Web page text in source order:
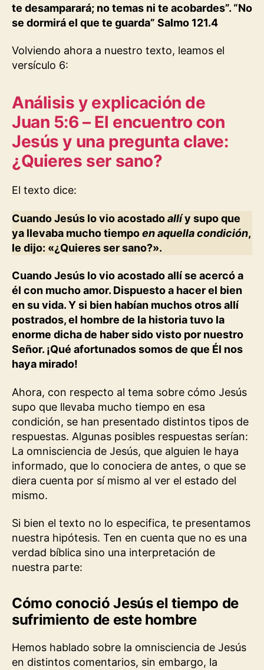
te desamparará; no temas ni te acobardes”. “No
se dormirá el que te guarda” Salmo 121.4
Volviendo ahora a nuestro texto, leamos el
versículo 6:
Análisis y explicación de
Juan 5:6 – El encuentro con
Jesús y una pregunta clave:
¿Quieres ser sano?
El texto dice:
Cuando Jesús lo vio acostadoallíy supo que
ya llevaba mucho tiempoen aquella condición,
le dijo: «¿Quieres ser sano?».
Cuando Jesús lo vio acostado allí se acercó a
él con mucho amor. Dispuesto a hacer el bien
en su vida. Y si bien habían muchos otros allí
postrados, el hombre de la historia tuvo la
enorme dicha de haber sido visto por nuestro
Señor. ¡Qué afortunados somos de que Él nos
haya mirado!
Ahora, con respecto al tema sobre cómo Jesús
supo que llevaba mucho tiempo en esa
condición, se han presentado distintos tipos de
respuestas. Algunas posibles respuestas serían:
La omnisciencia de Jesús, que alguien le haya
informado, que lo conociera de antes, o que se
diera cuenta por sí mismo al ver el estado del
mismo.
Si bien el texto no lo especifica, te presentamos
nuestra hipótesis. Ten en cuenta que no es una
verdad bíblica sino una interpretación de
nuestra parte:
Cómo conoció Jesús el tiempo de
sufrimiento de este hombre
Hemos hablado sobre la omnisciencia de Jesús
en distintos comentarios, sin embargo, la